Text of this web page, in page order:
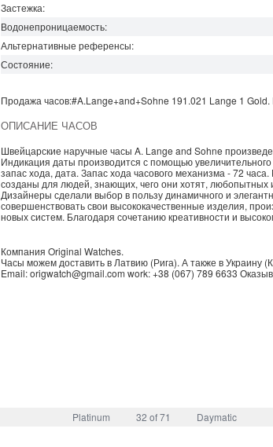
Застежка:
Водонепроницаемость:
Альтернативные референсы:
Состояние:
Продажа часов:#A.Lange+and+Sohne 191.021 Lange 1 Gold.
ОПИСАНИЕ ЧАСОВ
Швейцарские наручные часы A. Lange and Sohne
Индикация даты производится с помощью
запас хода, дата. Запас хода часового механизма - 72
созданы для людей, знающих, чего они хотят,
Дизайнеры сделали выбор в пользу динамичного и
совершенствовать свои высококачественные изделия,
новых систем. Благодаря сочетанию креативности и
Компания Original Watches.
Часы можем доставить в Латвию (Рига). А также вУкраину (
Email:origwatch@gmail.com work:+38 (067) 789 6633
Platinum 32 of 71 Daymatic